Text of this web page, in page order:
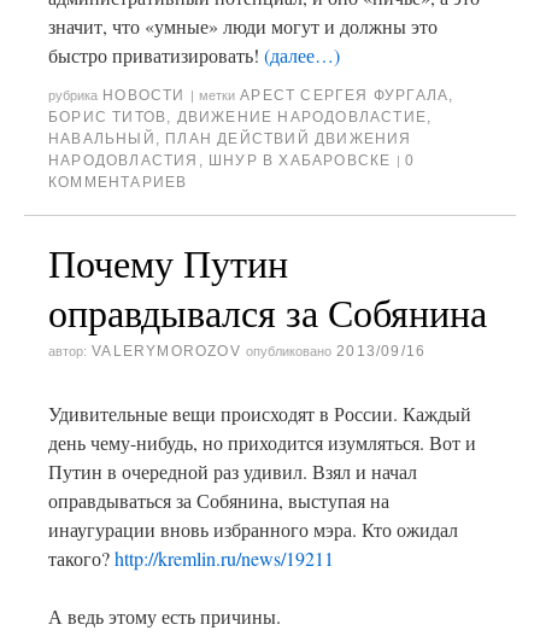
значит, что «умные» люди могут и должны это
быстро приватизировать! (далее…)
рубрика НОВОСТИ | метки АРЕСТ СЕРГЕЯ ФУРГАЛА,
БОРИС ТИТОВ, ДВИЖЕНИЕ НАРОДОВЛАСТИЕ,
НАВАЛЬНЫЙ , ПЛАН ДЕЙСТВИЙ ДВИЖЕНИЯ
НАРОДОВЛАСТИЯ , ШНУР В ХАБАРОВСКЕ | 0
КОММЕНТАРИЕВ
Почему Путин
оправдывался за Собянина
автор: VALERYMOROZOV опубликовано 2013/09/16
Удивительные вещи происходят в России. Каждый
день чему-нибудь, но приходится изумляться. Вот и
Путин в очередной раз удивил. Взял и начал
оправдываться за Собянина, выступая на
инаугурации вновь избранного мэра. Кто ожидал
такого?http://kremlin.ru/news/19211
А ведь этому есть причины.